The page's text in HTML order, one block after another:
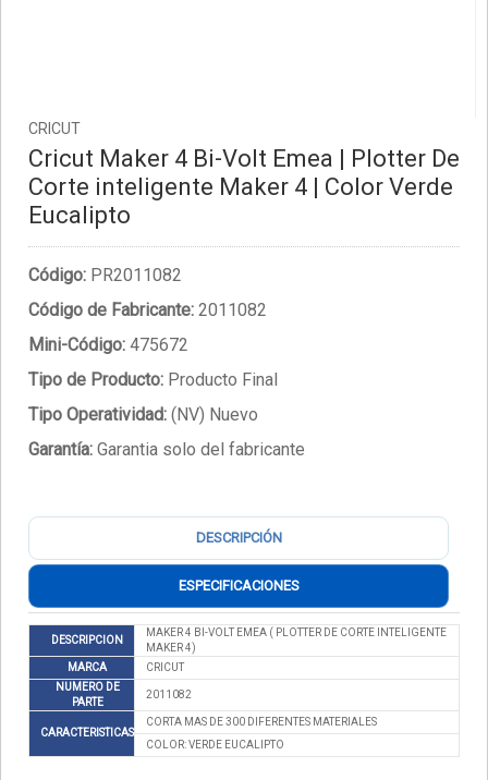
CRICUT
Cricut Maker 4 Bi-Volt Emea | Plotter De
Corte inteligente Maker 4 | Color Verde
Eucalipto
Código: PR2011082
Código de Fabricante: 2011082
Mini-Código: 475672
Tipo de Producto: Producto Final
Tipo Operatividad: (NV) Nuevo
Garantía: Garantia solo del fabricante
DESCRIPCIÓN
ESPECIFICACIONES
DESCRIPCION
MAKER 4 BI-VOLT EMEA ( PLOTTER DE CORTE INTELIGENTE
MAKER 4)
MARCA
CRICUT
NUMERO DE
PARTE
2011082
CARACTERISTICAS
CORTA MAS DE 300 DIFERENTES MATERIALES
COLOR: VERDE EUCALIPTO